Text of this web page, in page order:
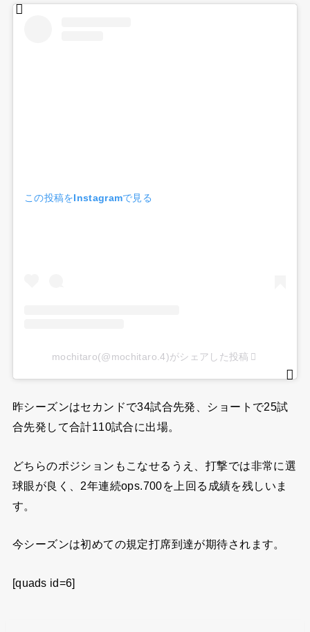
この投稿をInstagramで見る
mochitaro(@mochitaro.4)がシェアした投稿
昨シーズンはセカンドで34試合先発、ショートで25試
合先発して合計110試合に出場。
どちらのポジションもこなせるうえ、打撃では非常に選
球眼が良く、2年連続ops.700を上回る成績を残しいま
す。
今シーズンは初めての規定打席到達が期待されます。
[quads id=6]